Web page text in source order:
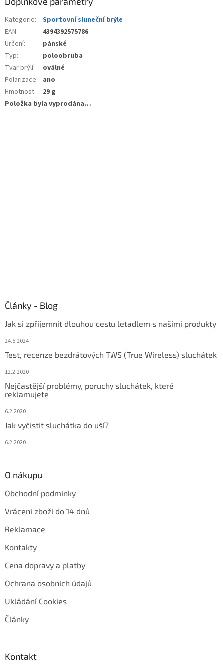
Kategorie:
Sportovní sluneční brýle
EAN:
4394392575786
Určení:
pánské
Typ:
poloobruba
Tvar brýlí:
oválné
Polarizace: ano
Hmotnost:
29 g
Položka byla vyprodána…
Články - Blog
Jak si zpříjemnit dlouhou cestu letadlem s našimi produkty
24.5.2024
Test, recenze bezdrátových TWS (True Wireless) sluchátek
12.2.2020
Nejčastější problémy, poruchy sluchátek, které
reklamujete
6.2.2020
Jak vyčistit sluchátka do uší?
6.2.2020
O nákupu
Obchodní podmínky
Vrácení zboží do 14 dnů
Reklamace
Kontakty
Cena dopravy a platby
Ochrana osobních údajů
Ukládání Cookies
Články
Kontakt